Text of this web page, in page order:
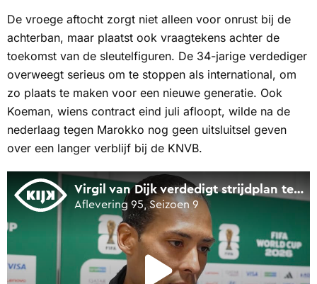
De vroege aftocht zorgt niet alleen voor onrust bij de
achterban, maar plaatst ook vraagtekens achter de
toekomst van de sleutelfiguren. De 34-jarige verdediger
overweegt serieus om te stoppen als international, om
zo plaats te maken voor een nieuwe generatie. Ook
Koeman, wiens contract eind juli afloopt, wilde na de
nederlaag tegen Marokko nog geen uitsluitsel geven
over een langer verblijf bij de KNVB.